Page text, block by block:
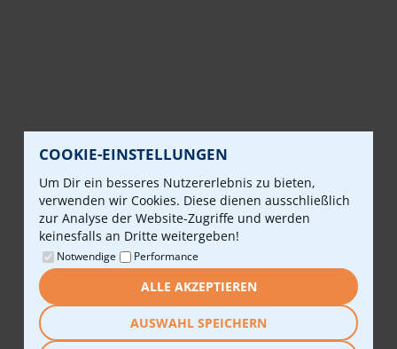
COOKIE-EINSTELLUNGEN
Um Dir ein besseres Nutzererlebnis zu bieten,
verwenden wir Cookies. Diese dienen ausschließlich
zur Analyse der Website-Zugriffe und werden
keinesfalls an Dritte weitergeben!
Notwendige Performance
ALLE AKZEPTIEREN
AUSWAHL SPEICHERN